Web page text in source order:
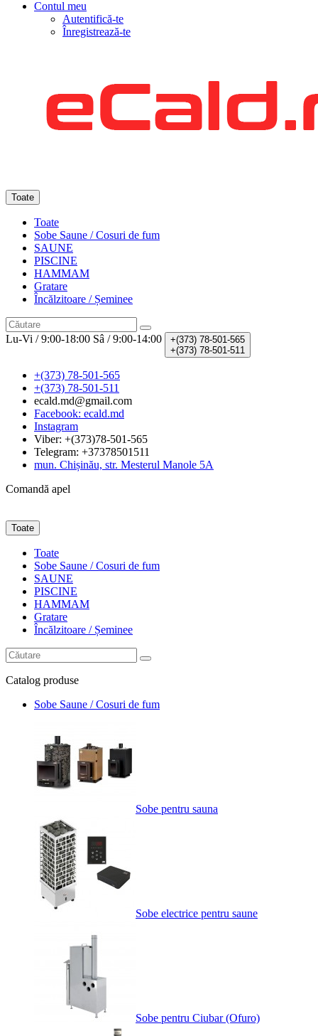
Contul meu
Autentifică-te
Înregistrează-te
Toate
Toate
Sobe Saune / Cosuri de fum
SAUNE
PISCINE
HAMMAM
Gratare
Încălzitoare / Șeminee
Lu-Vi / 9:00-18:00 Sâ / 9:00-14:00 +(373) 78-501-565
+(373) 78-501-511
+(373) 78-501-565
+(373) 78-501-511
ecald.md@gmail.com
Facebook: ecald.md
Instagram
Viber: +(373)78-501-565
Telegram: +37378501511
mun. Chișinău, str. Mesterul Manole 5A
Comandă apel
Toate
Toate
Sobe Saune / Cosuri de fum
SAUNE
PISCINE
HAMMAM
Gratare
Încălzitoare / Șeminee
Catalog produse
Sobe Saune / Cosuri de fum
Sobe pentru sauna
Sobe electrice pentru saune
Sobe pentru Ciubar (Ofuro)